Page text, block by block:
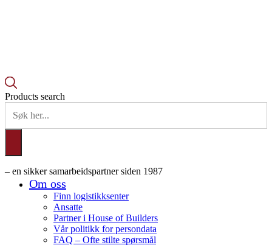
Products search
– en sikker samarbeidspartner siden 1987
Om oss
Finn logistikksenter
Ansatte
Partner i House of Builders
Vår politikk for persondata
FAQ – Ofte stilte spørsmål